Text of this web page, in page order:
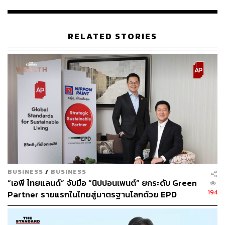
Design Thinking ก่อน เพราะมันคือกระบวนการคิดเชิงการ
โดยมีลูกค้าเป็นศูนย์กลาง แบ่งกระบวนการความคิดนี้เป็น 5
เริ่มต้นจาก ‘Empathize’ การทำความเข้าใจถึงความต้องการ
แฝงที่ซ่อนอยู่ในใจผู้บริโภคผ่านการพูดคุยและสังเกต
พฤติกรรมผู้บริโภค ถัดไปคือการ ‘Define’ ค้นหาปัญหาให้ถูก
จุด ชัดเจน ซึ่งจะเป็นจุดตั้งต้นของการหาวิธีการแก้ไขปัญหาที่
แตกต่าง ในขั้นตอนที่ 3 ที่เรียกว่า ‘Ideation’ คือค้นหาแนว
ทางใหม่ๆ ในการแก้ไขปัญหา เครื่องมือต่างๆ จะนำมาช่วย
เปิดมุมมอง ฉีกกรอบแนวคิด ความเชื่อ หรือข้อจำกัดต่างๆ
กระบวนการไม่ได้จบแค่การได้มาซึ่งไอเดียเท่านั้น แต่ที่
สำคัญคือ พอได้ไอเดียมาแล้วนั้น เราจะทำให้ไอเดียนั้นเป็น
จริงได้แค่ไหน ต้องกล้าลองและต้องกล้าล้มเหลว
ลำดับที่ 4 ‘Prototyping’ คือการนำไอเดียที่ได้มาสร้างแบบ
จำลองด้วยต้นทุนที่ต่ำ เพื่อเตรียมเข้าสู่กระบวนการสุดท้ายคือ
RELATED STORIES
BUSINESS / BUSINESS
“เอพี ไทยแลนด์” จับมือ “นิปปอนเพนต์” ยกระดับ Green
Partner รายแรกในไทยสู่มาตรฐานโลกด้วย EPD
International พร้อมชูแนวคิด Global Standards for
Global Sustainable Living ส่งมอบบ้านคุณภาพ ลด
194